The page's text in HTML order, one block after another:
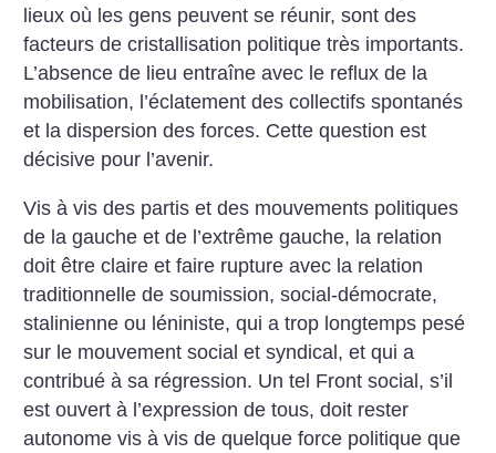
lieux où les gens peuvent se réunir, sont des
facteurs de cristallisation politique très importants.
L’absence de lieu entraîne avec le reflux de la
mobilisation, l’éclatement des collectifs spontanés
et la dispersion des forces. Cette question est
décisive pour l’avenir.
Vis à vis des partis et des mouvements politiques
de la gauche et de l’extrême gauche, la relation
doit être claire et faire rupture avec la relation
traditionnelle de soumission, social-démocrate,
stalinienne ou léniniste, qui a trop longtemps pesé
sur le mouvement social et syndical, et qui a
contribué à sa régression. Un tel Front social, s’il
est ouvert à l’expression de tous, doit rester
autonome vis à vis de quelque force politique que